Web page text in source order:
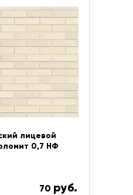
лицевой
0,7 НФ
70 руб.